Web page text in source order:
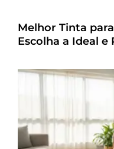
Melhor Tinta
Escolha a Ideal e